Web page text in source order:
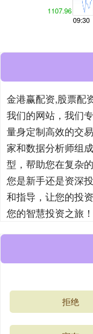
金港赢配资,股票配
我们的网站，我们
量身定制高效的交
家和数据分析师组
型，帮助您在复杂
您是新手还是资深
和指导，让您的投
您的智慧投资之旅！
拒绝